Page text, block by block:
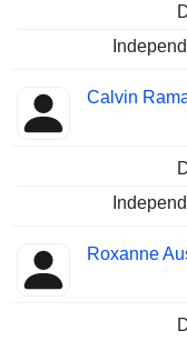
Calvin
Roxanne